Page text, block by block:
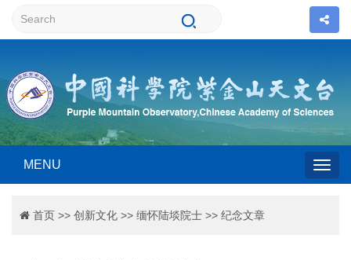
MENU
首页 >> 创新文化 >> 缅怀陆埮院士 >> 纪念文章